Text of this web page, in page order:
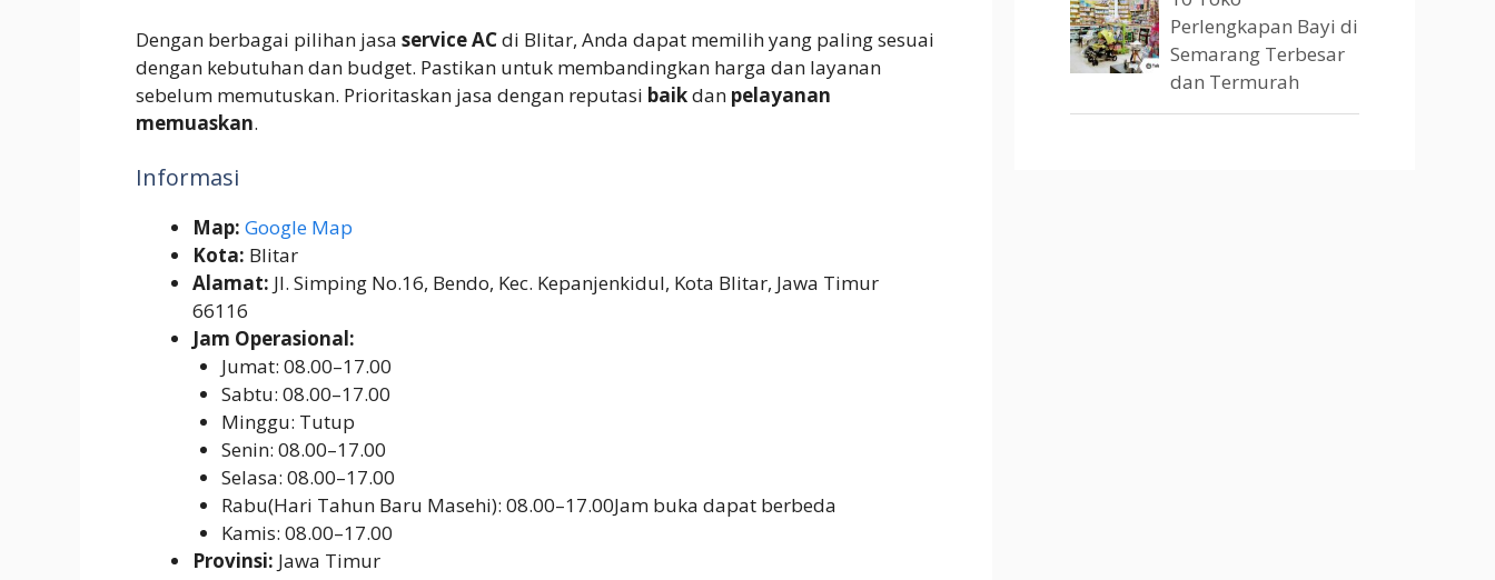
Dengan berbagai pilihan jasa service ACdi Blitar, Anda dapat memilih yang paling sesuai
dengan kebutuhan dan budget. Pastikan untuk membandingkan harga dan layanan
sebelum memutuskan. Prioritaskan jasa dengan reputasi baikdan pelayanan
memuaskan.
Informasi
Map: Google Map
Kota: Blitar
Alamat: Jl. Simping No.16, Bendo, Kec. Kepanjenkidul, Kota Blitar, Jawa Timur
66116
Jam Operasional:
Jumat: 08.00–17.00
Sabtu: 08.00–17.00
Minggu: Tutup
Senin: 08.00–17.00
Selasa: 08.00–17.00
Rabu(Hari Tahun Baru Masehi): 08.00–17.00Jam buka dapat berbeda
Kamis: 08.00–17.00
Provinsi: Jawa Timur
Perlengkapan Bayi di
Semarang Terbesar
dan Termurah